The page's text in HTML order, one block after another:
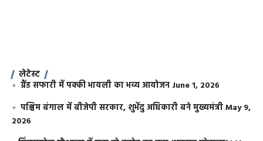
लेटेस्ट
ग्रैंड सफारी में पक्की भायली का भव्य आयोजन June 1, 2026
पश्चिम बंगाल में बीजेपी सरकार, शुभेंदु अधिकारी बने मुख्यमंत्रीMay 9,
2026